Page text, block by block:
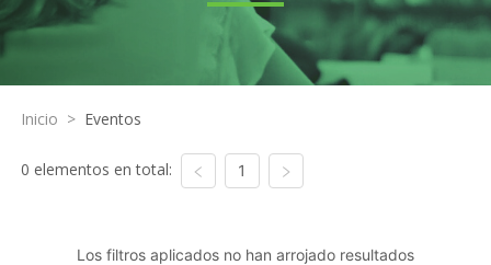
Inicio > Eventos
0 elementos en total: 1
Los filtros aplicados no han arrojado resultados